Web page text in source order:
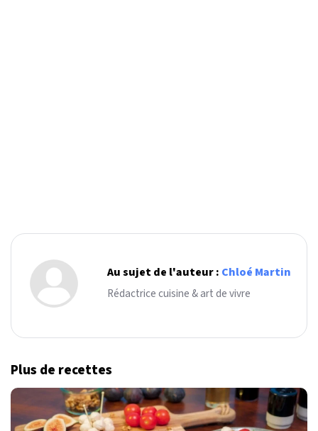
Au sujet de l'auteur : Chloé Martin
Rédactrice cuisine & art de vivre
Plus de recettes